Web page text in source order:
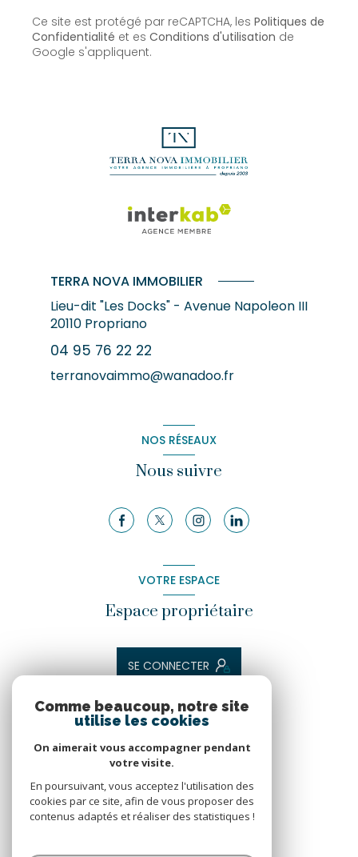
Ce site est protégé par reCAPTCHA, les Politiques de
Confidentialité et es Conditions d'utilisation de
Google s'appliquent.
TERRA NOVA IMMOBILIER
Lieu-dit "Les Docks" - Avenue Napoleon III
20110 Propriano
04 95 76 22 22
terranovaimmo@wanadoo.fr
NOS RÉSEAUX
Nous suivre
VOTRE ESPACE
Espace propriétaire
SE CONNECTER
ADHÉRENTS
Nous adhérons
Comme beaucoup, notre site
utilise les cookies
On aimerait vous accompagner pendant
votre visite.
En poursuivant, vous acceptez l'utilisation des
cookies par ce site, afin de vous proposer des
contenus adaptés et réaliser des statistiques !